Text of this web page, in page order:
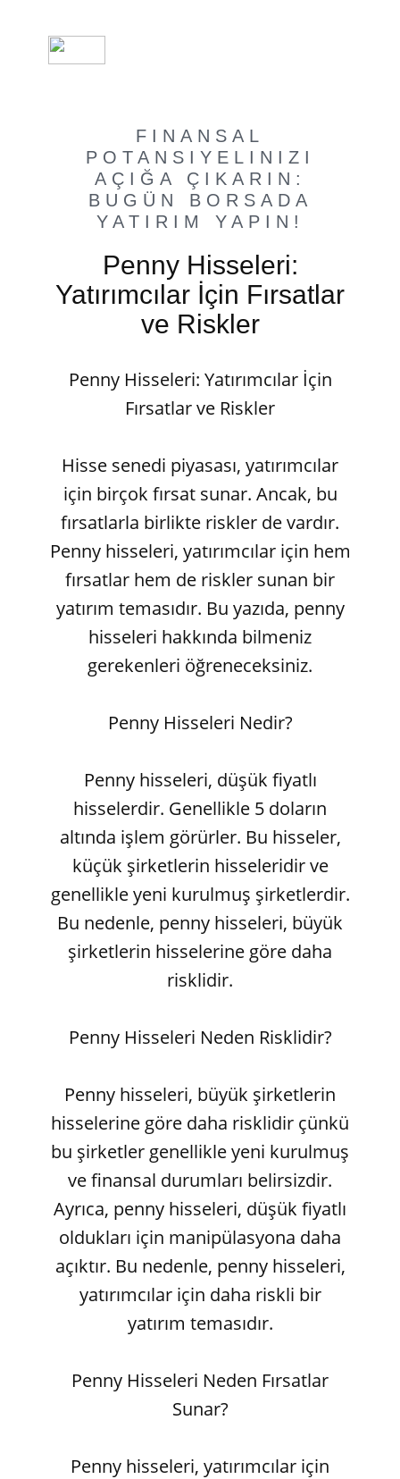
FINANSAL
POTANSIYELINIZI
AÇIĞA ÇIKARIN:
BUGÜN BORSADA
YATIRIM YAPIN!
Penny Hisseleri:
Yatırımcılar İçin Fırsatlar
ve Riskler
Penny Hisseleri: Yatırımcılar İçin
Fırsatlar ve Riskler
Hisse senedi piyasası, yatırımcılar
için birçok fırsat sunar. Ancak, bu
fırsatlarla birlikte riskler de vardır.
Penny hisseleri, yatırımcılar için hem
fırsatlar hem de riskler sunan bir
yatırım temasıdır. Bu yazıda, penny
hisseleri hakkında bilmeniz
gerekenleri öğreneceksiniz.
Penny Hisseleri Nedir?
Penny hisseleri, düşük fiyatlı
hisselerdir. Genellikle 5 doların
altında işlem görürler. Bu hisseler,
küçük şirketlerin hisseleridir ve
genellikle yeni kurulmuş şirketlerdir.
Bu nedenle, penny hisseleri, büyük
şirketlerin hisselerine göre daha
risklidir.
Penny Hisseleri Neden Risklidir?
Penny hisseleri, büyük şirketlerin
hisselerine göre daha risklidir çünkü
bu şirketler genellikle yeni kurulmuş
ve finansal durumları belirsizdir.
Ayrıca, penny hisseleri, düşük fiyatlı
oldukları için manipülasyona daha
açıktır. Bu nedenle, penny hisseleri,
yatırımcılar için daha riskli bir
yatırım temasıdır.
Penny Hisseleri Neden Fırsatlar
Sunar?
Penny hisseleri, yatırımcılar için